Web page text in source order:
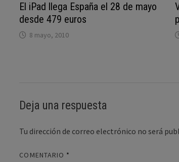
El iPad llega España el 28 de mayo
desde 479 euros
8 mayo, 2010
Deja una respuesta
Tu dirección de correo electrónico no será
COMENTARIO *